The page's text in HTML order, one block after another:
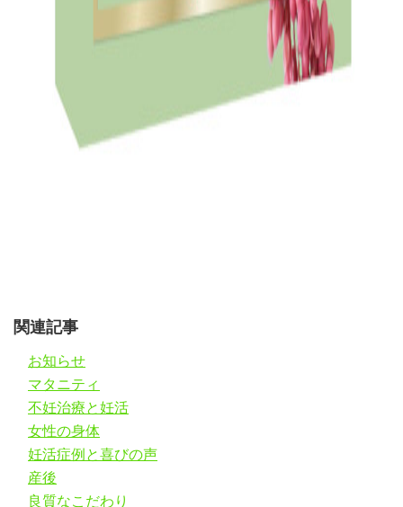
関連記事
お知らせ
マタニティ
不妊治療と妊活
女性の身体
妊活症例と喜びの声
産後
良質なこだわり